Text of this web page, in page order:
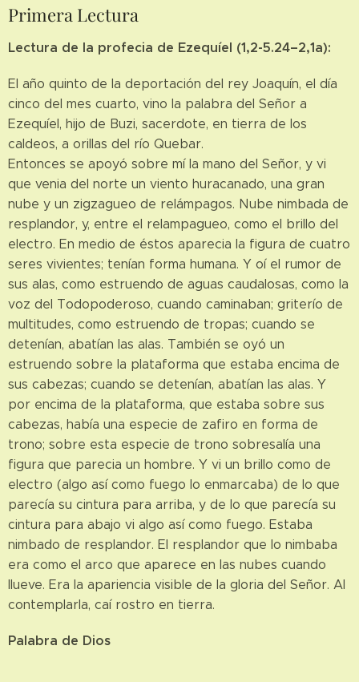
Primera Lectura
Lectura de la profecia de Ezequíel (1,2-5.24–2,1a):
El año quinto de la deportación del rey Joaquín, el día
cinco del mes cuarto, vino la palabra del Señor a
Ezequíel, hijo de Buzi, sacerdote, en tierra de los
caldeos, a orillas del río Quebar.
Entonces se apoyó sobre mí la mano del Señor, y vi
que venia del norte un viento huracanado, una gran
nube y un zigzagueo de relámpagos. Nube nimbada de
resplandor, y, entre el relampagueo, como el brillo del
electro. En medio de éstos aparecia la figura de cuatro
seres vivientes; tenían forma humana. Y oí el rumor de
sus alas, como estruendo de aguas caudalosas, como la
voz del Todopoderoso, cuando caminaban; griterío de
multitudes, como estruendo de tropas; cuando se
detenían, abatían las alas. También se oyó un
estruendo sobre la plataforma que estaba encima de
sus cabezas; cuando se detenían, abatían las alas. Y
por encima de la plataforma, que estaba sobre sus
cabezas, había una especie de zafiro en forma de
trono; sobre esta especie de trono sobresalía una
figura que parecia un hombre. Y vi un brillo como de
electro (algo así como fuego lo enmarcaba) de lo que
parecía su cintura para arriba, y de lo que parecía su
cintura para abajo vi algo así como fuego. Estaba
nimbado de resplandor. El resplandor que lo nimbaba
era como el arco que aparece en las nubes cuando
llueve. Era la apariencia visible de la gloria del Señor. Al
contemplarla, caí rostro en tierra.
Palabra de Dios